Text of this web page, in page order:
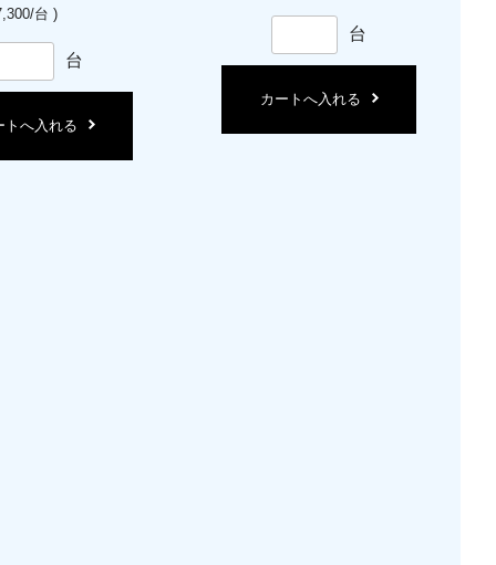
台 )
台
トへ入れる
台
カートへ入れる